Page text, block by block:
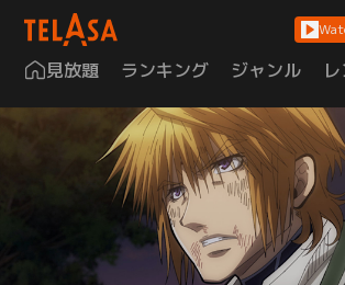
見放題 ランキング ジャンル